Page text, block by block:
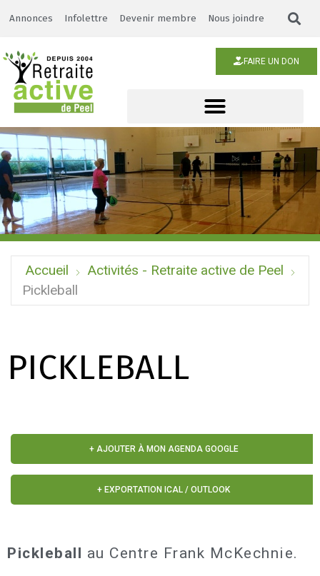
Annonces Infolettre Devenir membre Nous joindre
FAIRE UN DON
Accueil
Activités - Retraite active de Peel
Pickleball
PICKLEBALL
+ AJOUTER À MON AGENDA GOOGLE
+ EXPORTATION ICAL / OUTLOOK
Pickleball au Centre Frank McKechnie.